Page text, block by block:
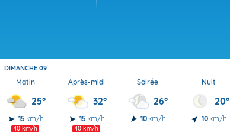
DIMANCHE 09
Matin
25°
15 km/h
40 km/h
Après-midi
32°
15 km/h
40 km/h
Soirée
26°
10 km/h
Nuit
20°
10 km/h